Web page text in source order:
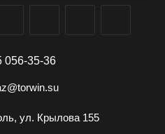
056-35-36
ул. Крылова 155